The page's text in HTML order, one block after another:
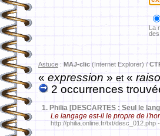
La
des
Astuce : MAJ-clic (Internet Explorer) /
«expression » et«
2 occurrences
1. Philia [DESCARTES : Seul le
Le langage est-il le propre de
http://philia.online.fr/txt/desc_012.php -